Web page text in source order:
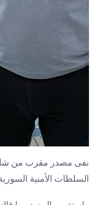
نفى مصدر مقرب من شادي
السلطات الأمنية